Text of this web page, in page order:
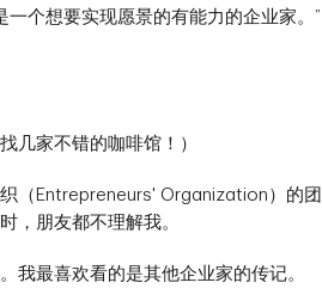
个想要实现愿景的有能力的企业家。”
几家不错的咖啡馆！）
（Entrepreneurs' Organization）的
，朋友都不理解我。
我最喜欢看的是其他企业家的传记。